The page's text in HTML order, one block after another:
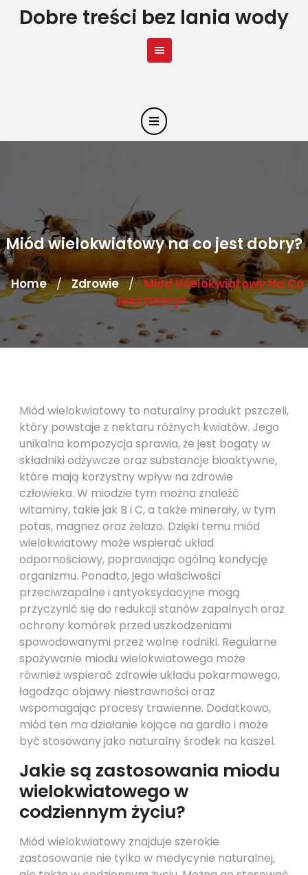
SkipDobre treści bez lania wody
Miód wielokwiatowy na co jest dobry?
Home / Zdrowie / Miód Wielokwiatowy Na Co
Jest Dobry?
Miód wielokwiatowy to naturalny produkt pszczeli,
który powstaje z nektaru różnych kwiatów. Jego
unikalna kompozycja sprawia, że jest bogaty w
składniki odżywcze oraz substancje bioaktywne,
które mają korzystny wpływ na zdrowie
człowieka. W miodzie tym można znaleźć
witaminy, takie jak B i C, a także minerały, w tym
potas, magnez oraz żelazo. Dzięki temu miód
wielokwiatowy może wspierać układ
odpornościowy, poprawiając ogólną kondycję
organizmu. Ponadto, jego właściwości
przeciwzapalne i antyoksydacyjne mogą
przyczynić się do redukcji stanów zapalnych oraz
ochrony komórek przed uszkodzeniami
spowodowanymi przez wolne rodniki. Regularne
spożywanie miodu wielokwiatowego może
również wspierać zdrowie układu pokarmowego,
łagodząc objawy niestrawności oraz
wspomagając procesy trawienne. Dodatkowo,
miód ten ma działanie kojące na gardło i może
być stosowany jako naturalny środek na kaszel.
Jakie są zastosowania miodu
wielokwiatowego w
codziennym życiu?
Miód wielokwiatowy znajduje szerokie
zastosowanie nie tylko w medycynie naturalnej,